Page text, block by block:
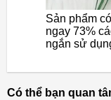
Sản phẩm
ngay 73%
ngắn sử
Có thể bạn quan